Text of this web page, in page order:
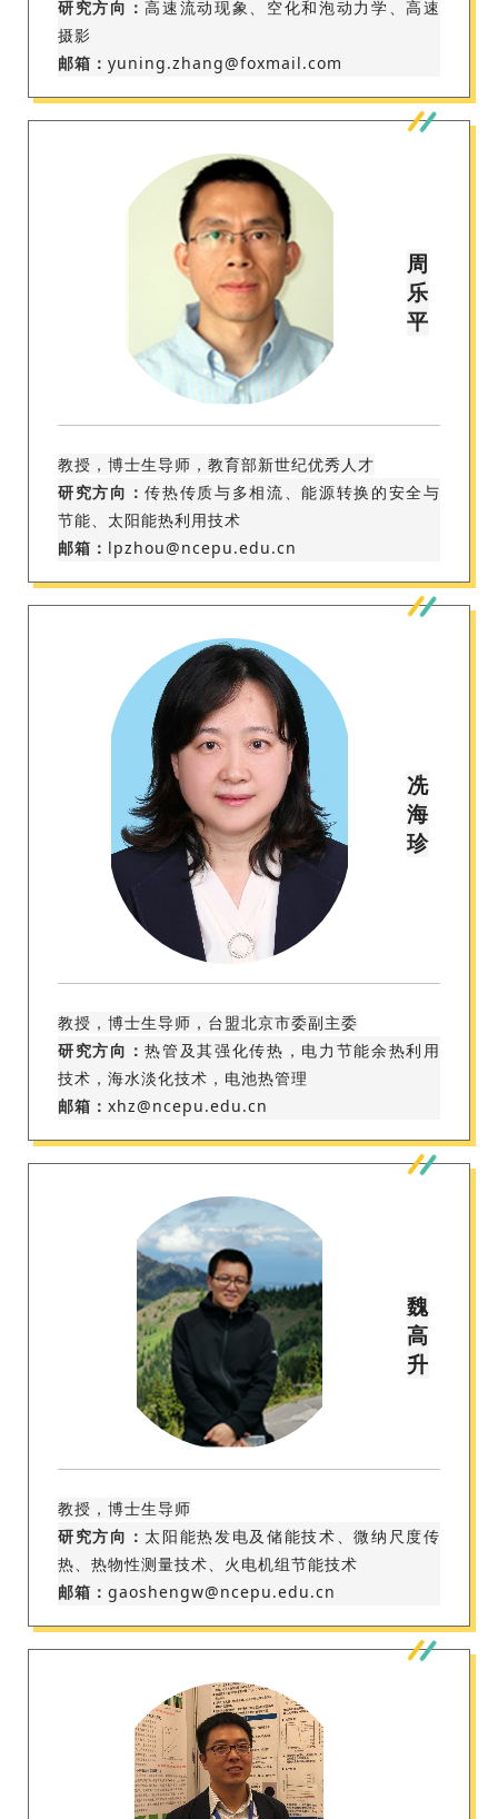
研究方向：高速流动现象、空化和泡动力学、高速
摄影
邮箱： yuning.zhang@foxmail.com
周
乐
平
教授，博士生导师，教育部新世纪优秀人才
研究方向：传热传质与多相流、能源转换的安全与
节能、太阳能热利用技术
邮箱： lpzhou@ncepu.edu.cn
冼
海
珍
教授，博士生导师，台盟北京市委副主委
研究方向：热管及其强化传热，电力节能余热利用
技术，海水淡化技术，电池热管理
邮箱： xhz@ncepu.edu.cn
魏
高
升
教授，博士生导师
研究方向： 太阳能热发电及储能技术、微纳尺度传
热、热物性测量技术、火电机组节能技术
邮箱： gaoshengw@ncepu.edu.cn